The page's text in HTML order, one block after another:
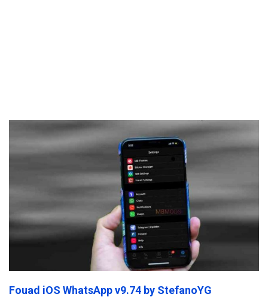
Frankenstein45.Com
Fouad iOS WhatsApp v9.74 by StefanoYG